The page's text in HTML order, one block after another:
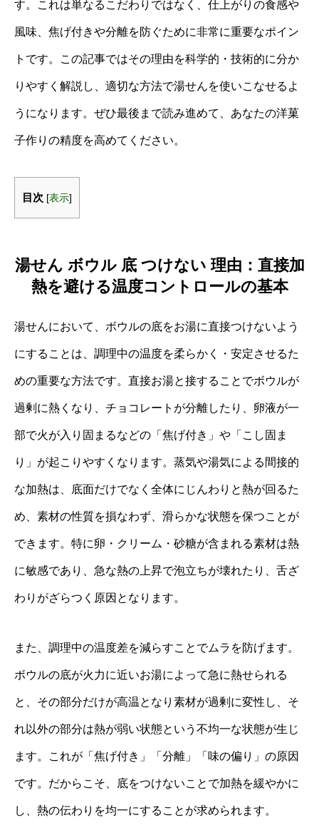
す。これは単なるこだわりではなく、仕上がりの食感や
風味、焦げ付きや分離を防ぐために非常に重要なポイン
トです。この記事ではその理由を科学的・技術的に分か
りやすく解説し、適切な方法で湯せんを使いこなせるよ
うになります。ぜひ最後まで読み進めて、あなたの洋菓
子作りの精度を高めてください。
目次 [表示]
湯せん ボウル 底 つけない 理由：直接加
熱を避ける温度コントロールの基本
湯せんにおいて、ボウルの底をお湯に直接つけないよう
にすることは、調理中の温度を柔らかく・安定させるた
めの重要な方法です。直接お湯と接することでボウルが
過剰に熱くなり、チョコレートが分離したり、卵液が一
部で火が入り固まるなどの「焦げ付き」や「こし固ま
り」が起こりやすくなります。蒸気や湯気による間接的
な加熱は、底面だけでなく全体にじんわりと熱が回るた
め、素材の性質を損なわず、滑らかな状態を保つことが
できます。特に卵・クリーム・砂糖が含まれる素材は熱
に敏感であり、急な熱の上昇で泡立ちが壊れたり、舌ざ
わりがざらつく原因となります。
また、調理中の温度差を減らすことでムラを防げます。
ボウルの底が火力に近いお湯によって急に熱せられる
と、その部分だけが高温となり素材が過剰に変性し、そ
れ以外の部分は熱が弱い状態という不均一な状態が生じ
ます。これが「焦げ付き」「分離」「味の偏り」の原因
です。だからこそ、底をつけないことで加熱を緩やかに
し、熱の伝わりを均一にすることが求められます。